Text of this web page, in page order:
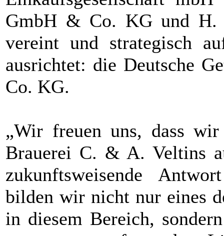
GmbH & Co. KG und H.
vereint und strategisch
ausrichtet: die Deutsche
Co. KG.
„Wir freuen uns, dass
Brauerei C. & A. Veltins
zukunftsweisende
bilden wir nicht nur eines
in diesem Bereich,